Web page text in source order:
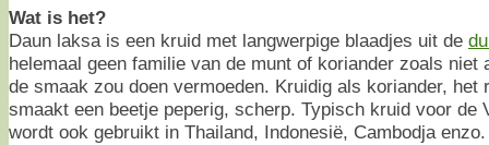
Wat is het?
Daun laksa is een kruid met langwerpige blaadjes uit de
helemaal geen familie van de munt of koriander zoals niet
de smaak zou doen vermoeden. Kruidig als koriander, het
smaakt een beetje peperig, scherp. Typisch kruid voor de
wordt ook gebruikt in Thailand, Indonesië, Cambodja enzo.